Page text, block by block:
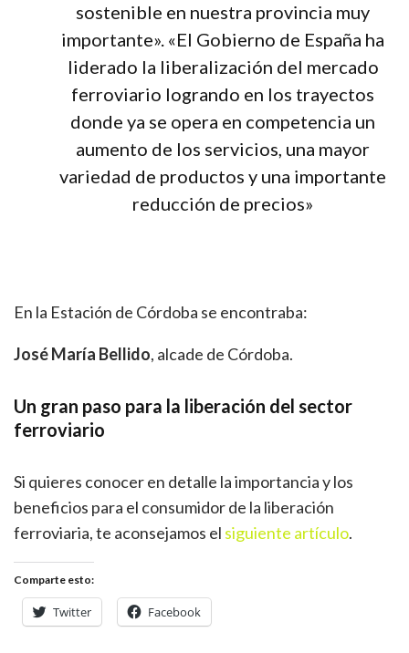
sostenible en nuestra provincia muy
importante». «El Gobierno de España ha
liderado la liberalización del mercado
ferroviario logrando en los trayectos
donde ya se opera en competencia un
aumento de los servicios, una mayor
variedad de productos y una importante
reducción de precios»
En la Estación de Córdoba se encontraba:
José María Bellido, alcade de Córdoba.
Un gran paso para la liberación del sector
ferroviario
Si quieres conocer en detalle la importancia y los
beneficios para el consumidor de la liberación
ferroviaria, te aconsejamos el siguiente artículo.
Comparte esto:
Twitter Facebook